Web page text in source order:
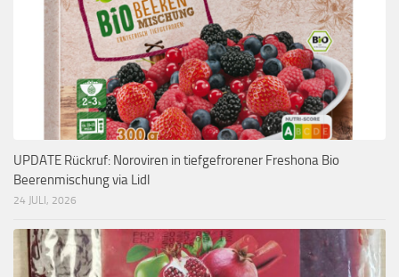
UPDATE Rückruf: Noroviren in tiefgefrorener Freshona Bio
Beerenmischung via Lidl
24 JULI, 2026